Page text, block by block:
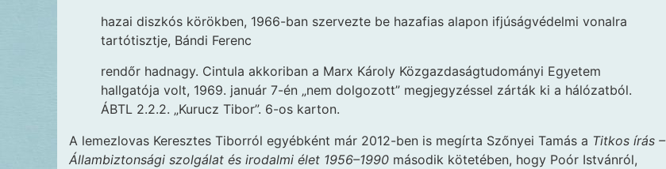
hazai diszkós körökben, 1966-ban szervezte be hazafias alapon ifjúságvédelmi vonalra
tartótisztje, Bándi Ferenc
rendőr hadnagy. Cintula akkoriban a Marx Károly Közgazdaságtudományi Egyetem
hallgatója volt, 1969. január 7-én „nem dolgozott” megjegyzéssel zárták ki a hálózatból.
ÁBTL 2.2.2. „Kurucz Tibor”. 6-os karton.
A lemezlovas Keresztes Tiborról egyébként már 2012-ben is megírta Szőnyei Tamás a Titkos írás –
Állambiztonsági szolgálat és irodalmi élet 1956–1990 második kötetében, hogy Poór Istvánról,